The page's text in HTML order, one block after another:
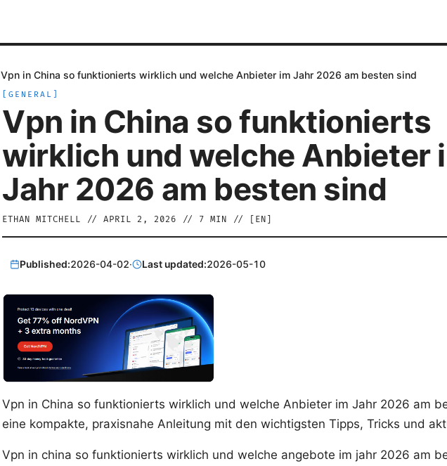
Vpn in China so funktionierts wirklich und welche Anbieter im Jahr 2026 am besten sind
GENERAL
Vpn in China so funktionierts
wirklich und welche Anbieter
Jahr 2026 am besten sind
ETHAN MITCHELL // APRIL 2, 2026 // 7 MIN // [ EN
Published:2026-04-02· Last updated:2026-05-10
Vpn in China so funktionierts wirklich und welche Anbieter im Jahr 2026 am
eine kompakte, praxisnahe Anleitung mit den wichtigsten Tipps, Tricks und
Vpn in china so funktionierts wirklich und welche angebote im jahr 2026 am